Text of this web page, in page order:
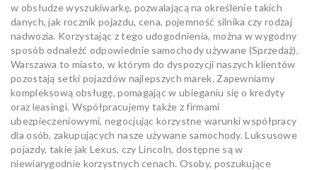
w obsłudze wyszukiwarkę, pozwalającą na określenie takich
danych, jak rocznik pojazdu, cena, pojemność silnika czy rodzaj
nadwozia. Korzystając z tego udogodnienia, można w wygodny
sposób odnaleźć odpowiednie samochody używane (Sprzedaż).
Warszawa to miasto, w którym do dyspozycji naszych klientów
pozostają setki pojazdów najlepszych marek. Zapewniamy
kompleksową obsługę, pomagając w ubieganiu się o kredyty
oraz leasingi. Współpracujemy także z firmami
ubezpieczeniowymi, negocjując korzystne warunki współpracy
dla osób, zakupujących nasze używane samochody. Luksusowe
pojazdy, takie jak Lexus, czy Lincoln, dostępne są w
niewiarygodnie korzystnych cenach. Osoby, poszukujące